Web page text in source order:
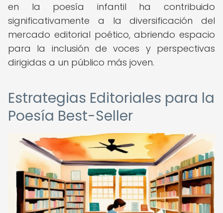
en la poesía infantil ha contribuido
significativamente a la diversificación del
mercado editorial poético, abriendo espacio
para la inclusión de voces y perspectivas
dirigidas a un público más joven.
Estrategias Editoriales para la
Poesía Best-Seller